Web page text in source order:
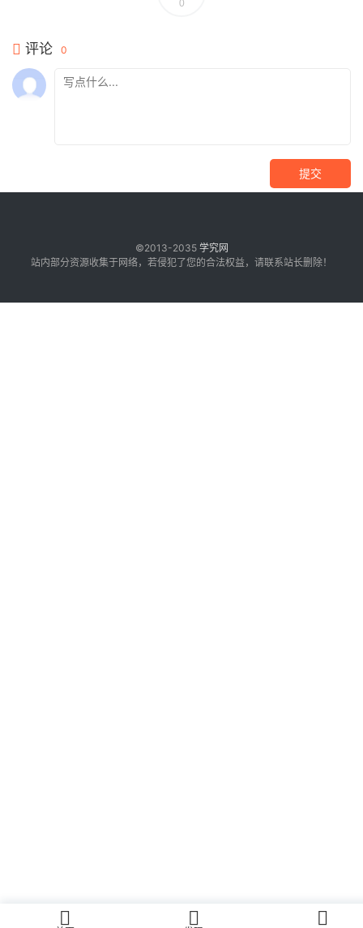
0
评论 0
提交
©2013-2035 学究网
站内部分资源收集于网络，若侵犯了您的合法权益，请联系站长删除！